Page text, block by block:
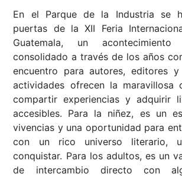
En el Parque de la Industria se
puertas de la XII Feria
Guatemala, un
consolidado a través de los años
encuentro para autores, editores
actividades ofrecen la maravillosa
compartir experiencias y adquirir
accesibles. Para la niñez, es un
vivencias y una oportunidad para
con un rico universo literario,
conquistar. Para los adultos, es un
de intercambio directo con